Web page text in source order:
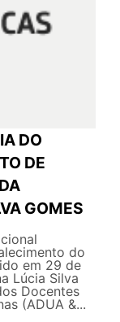
DO
DE
GOMES
do
em 29 de
Lúcia Silva
Docentes
(ADUA &...